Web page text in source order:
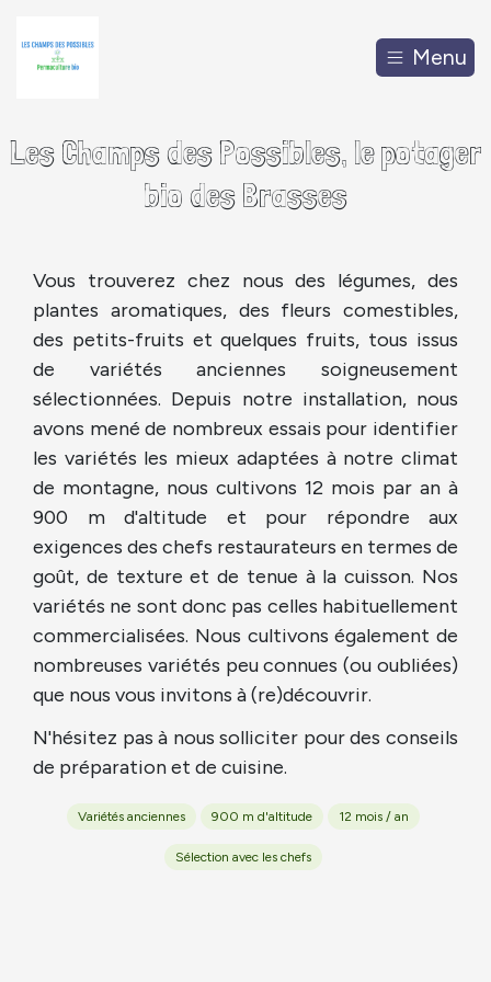
Menu
Les Champs des Possibles, le potager
bio des Brasses
Vous trouverez chez nous des légumes, des
plantes aromatiques, des fleurs comestibles,
des petits-fruits et quelques fruits, tous issus
de variétés anciennes soigneusement
sélectionnées. Depuis notre installation, nous
avons mené de nombreux essais pour identifier
les variétés les mieux adaptées à notre climat
de montagne, nous cultivons 12 mois par an à
900 m d'altitude et pour répondre aux
exigences des chefs restaurateurs en termes de
goût, de texture et de tenue à la cuisson. Nos
variétés ne sont donc pas celles habituellement
commercialisées. Nous cultivons également de
nombreuses variétés peu connues (ou oubliées)
que nous vous invitons à (re)découvrir.
N'hésitez pas à nous solliciter pour des conseils
de préparation et de cuisine.
Variétés anciennes 900 m d'altitude 12 mois / an
Sélection avec les chefs